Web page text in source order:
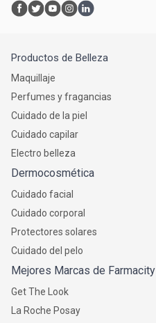
Productos de Belleza
Maquillaje
Perfumes y fragancias
Cuidado de la piel
Cuidado capilar
Electro belleza
Dermocosmética
Cuidado facial
Cuidado corporal
Protectores solares
Cuidado del pelo
Mejores Marcas de Farmacity
Get The Look
La Roche Posay